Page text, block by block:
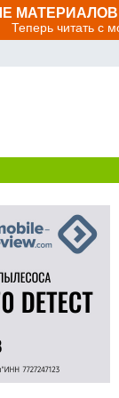
Теперь читать с